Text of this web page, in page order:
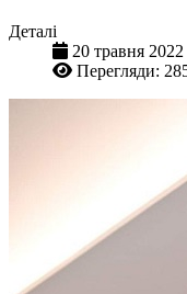
Деталі
20 травня 2022
Перегляди: